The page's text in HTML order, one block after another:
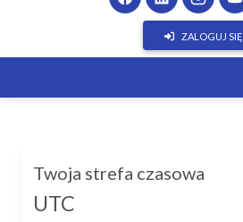
ZALOGUJ SIĘ
Twoja strefa czasowa
UTC